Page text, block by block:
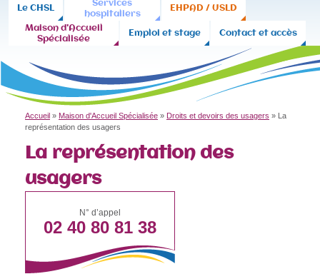
L
r
u
l
a
i
r
e
d
r
c
e
e
Le CHSL
Services
hospitaliers
EHPAD / USLD
Maison d'Accueil
Spécialisée
Emploi et stage Contact et accès
Vous
êtes
ici
Accueil » Maison d'Accueil Spécialisée » Droits et devoirs des usagers » La
représentation des usagers
La représentation des
usagers
N° d’appel
02 40 80 81 38